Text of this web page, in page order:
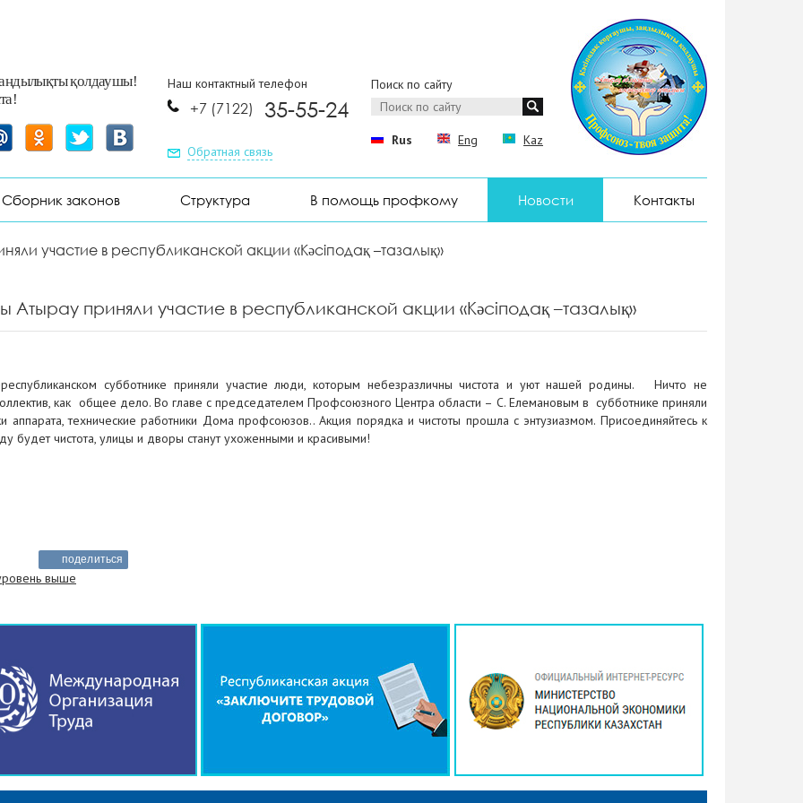
қолдаушы!
Наш контактный телефон
+7 (7122) 35-55-24
Обратная связь
Поиск по сайту
Rus Eng Kaz
Сборник законов Структура В помощь профкому Новости Контакты
участие в республиканской акции «Кәсіподақ –тазалық»
приняли участие в республиканской акции «Кәсіподақ –тазалық»
субботнике приняли участие люди, которым небезразличны чистота и уют нашей родины. Ничто не
как общее дело. Во главе с председателем Профсоюзного Центра области – С. Елемановым в субботнике приняли
аппарата, технические работники Дома профсоюзов.. Акция порядка и чистоты прошла с энтузиазмом. Присоединяйтесь к
будет чистота, улицы и дворы станут ухоженными и красивыми!
поделиться
выше